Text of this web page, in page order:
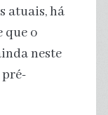
atuais, há
que o
neste
pré-